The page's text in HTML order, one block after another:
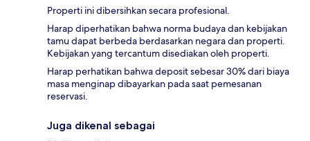
Properti ini dibersihkan secara profesional.
Harap diperhatikan bahwa norma budaya dan kebijakan
tamu dapat berbeda berdasarkan negara dan properti.
Kebijakan yang tercantum disediakan oleh properti.
Harap perhatikan bahwa deposit sebesar 30% dari biaya
masa menginap dibayarkan pada saat pemesanan
reservasi.
Juga dikenal sebagai